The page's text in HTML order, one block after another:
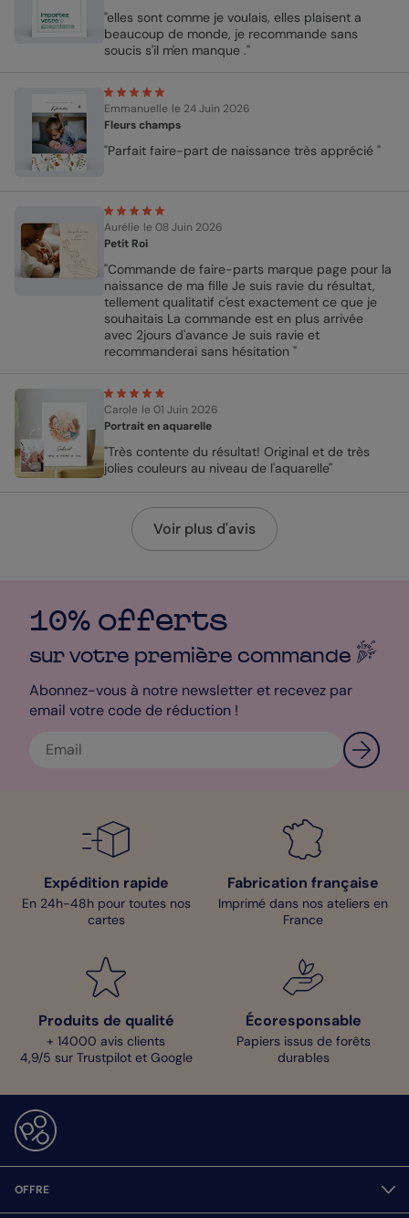
"elles sont comme je voulais, elles plaisent a
beaucoup de monde, je recommande sans
soucis s'il m'en manque ."
Emmanuelle le 24 Juin 2026
Fleurs champs
"Parfait faire-part de naissance très apprécié "
Aurélie le 08 Juin 2026
Petit Roi
"Commande de faire-parts marque page pour la
naissance de ma fille Je suis ravie du résultat,
tellement qualitatif c'est exactement ce que je
souhaitais La commande est en plus arrivée
avec 2jours d'avance Je suis ravie et
recommanderai sans hésitation "
Carole le 01 Juin 2026
Portrait en aquarelle
"Très contente du résultat! Original et de très
jolies couleurs au niveau de l'aquarelle"
Voir plus d'avis
10% offerts
sur votre première commande
Abonnez-vous à notre newsletter et recevez par
email votre code de réduction !
Expédition rapide
En 24h-48h pour toutes nos
cartes
Fabrication française
Imprimé dans nos ateliers en
France
Produits de qualité
+ 14000 avis clients
4,9/5 sur Trustpilot et Google
Écoresponsable
Papiers issus de forêts
durables
OFFRE